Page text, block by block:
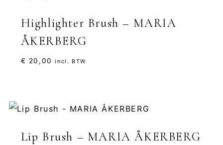
Highlighter Brush – MARIA
ÅKERBERG
€ 20,00 incl. BTW
Lip Brush – MARIA ÅKERBERG